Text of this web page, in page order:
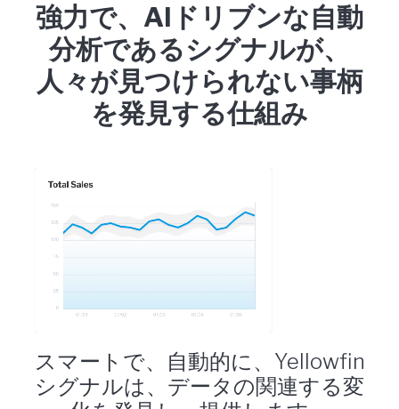
強力で、AIドリブンな自動
分析であるシグナルが、
人々が見つけられない事柄
を発見する仕組み
スマートで、自動的に、Yellowfin
シグナルは、データの関連する変